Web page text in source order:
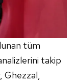
tüm
takip
Ghezzal,